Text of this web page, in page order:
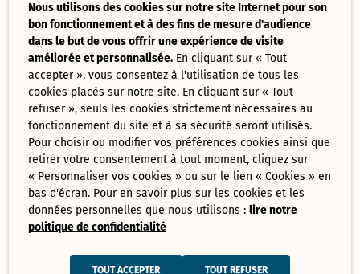
Nous utilisons des cookies sur notre site Internet pour son
bon fonctionnement et à des fins de mesure d'audience
dans le but de vous offrir une expérience de visite
améliorée et personnalisée. En cliquant sur « Tout
accepter », vous consentez à l'utilisation de tous les
cookies placés sur notre site. En cliquant sur « Tout
refuser », seuls les cookies strictement nécessaires au
fonctionnement du site et à sa sécurité seront utilisés.
Pour choisir ou modifier vos préférences cookies ainsi que
retirer votre consentement à tout moment, cliquez sur
« Personnaliser vos cookies » ou sur le lien « Cookies » en
bas d'écran. Pour en savoir plus sur les cookies et les
données personnelles que nous utilisons :lire notre
politique de confidentialité
TOUT ACCEPTER TOUT REFUSER